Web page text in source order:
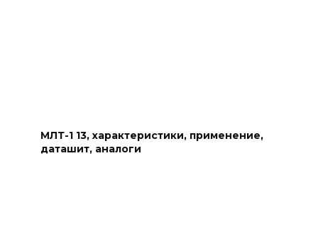
МЛТ-1 13, характеристики, применение,
даташит, аналоги